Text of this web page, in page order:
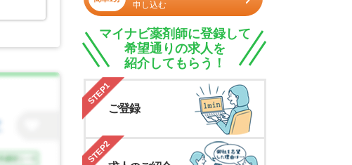
申し込む
マイナビ薬剤師に登録して
希望通りの求人を
紹介してもらう！
STEP1
ご登録
STEP2